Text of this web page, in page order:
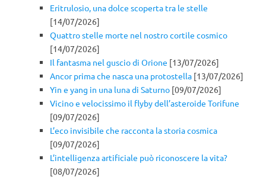
Eritrulosio, una dolce scoperta tra le stelle
[14/07/2026]
Quattro stelle morte nel nostro cortile cosmico
[14/07/2026]
Il fantasma nel guscio di Orione [13/07/2026]
Ancor prima che nasca una protostella [13/07/2026]
Yin e yang in una luna di Saturno [09/07/2026]
Vicino e velocissimo il flyby dell’asteroide Torifune
[09/07/2026]
L’eco invisibile che racconta la storia cosmica
[09/07/2026]
L’intelligenza artificiale può riconoscere la vita?
[08/07/2026]